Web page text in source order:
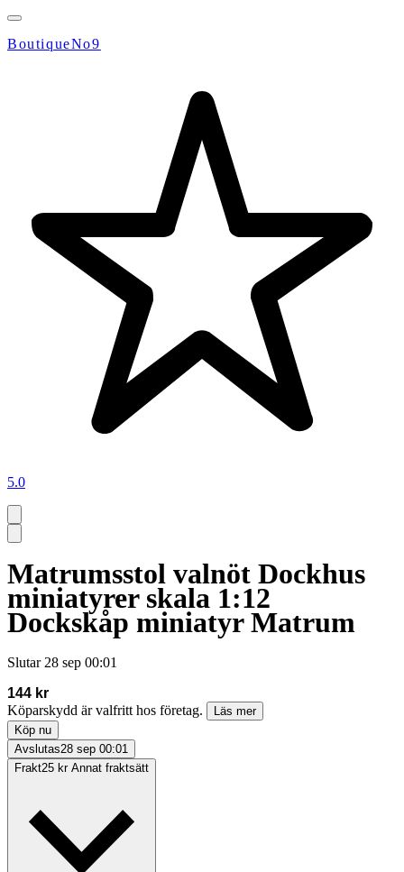
BoutiqueNo9
5.0
Matrumsstol valnöt Dockhus
miniatyrer skala 1:12
Dockskåp miniatyr Matrum
Slutar 28 sep 00:01
144 kr
Köparskydd är valfritt hos företag.
Läs mer
Köp nu
Avslutas28 sep 00:01
Frakt25 kr Annat fraktsätt